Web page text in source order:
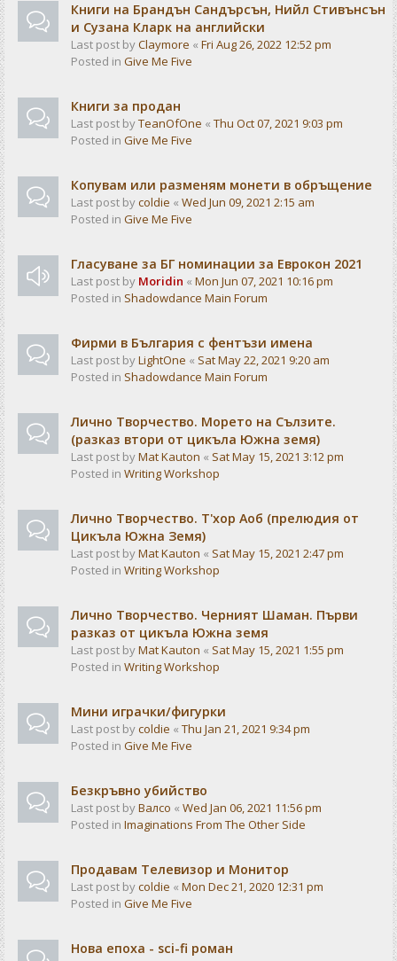
Книги на Брандън Сандърсън, Нийл Стивънсън
и Сузана Кларк на английски
Last post byClaymore « Fri Aug 26, 2022 12:52 pm
Posted in Give Me Five
Книги за продан
Last post byTeanOfOne « Thu Oct 07, 2021 9:03 pm
Posted in Give Me Five
Копувам или разменям монети в обръщение
Last post bycoldie « Wed Jun 09, 2021 2:15 am
Posted in Give Me Five
Гласуване за БГ номинации за Еврокон 2021
Last post by Moridin « Mon Jun 07, 2021 10:16 pm
Posted in Shadowdance Main Forum
Фирми в България с фентъзи имена
Last post byLightOne « Sat May 22, 2021 9:20 am
Posted in Shadowdance Main Forum
Лично Творчество. Морето на Сълзите.
(разказ втори от цикъла Южна земя)
Last post byMat Kauton « Sat May 15, 2021 3:12 pm
Posted in Writing Workshop
Лично Творчество. Т'хор Аоб (прелюдия от
Цикъла Южна Земя)
Last post byMat Kauton « Sat May 15, 2021 2:47 pm
Posted in Writing Workshop
Лично Творчество. Черният Шаман. Първи
разказ от цикъла Южна земя
Last post byMat Kauton « Sat May 15, 2021 1:55 pm
Posted in Writing Workshop
Мини играчки/фигурки
Last post bycoldie « Thu Jan 21, 2021 9:34 pm
Posted in Give Me Five
Безкръвно убийство
Last post byВалсо « Wed Jan 06, 2021 11:56 pm
Posted in Imaginations From The Other Side
Продавам Телевизор и Монитор
Last post bycoldie « Mon Dec 21, 2020 12:31 pm
Posted in Give Me Five
Нова епоха - sci-fi роман